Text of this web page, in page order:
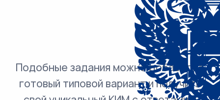
Подобные задания можно добавить в
готовый типовой вариант и получить